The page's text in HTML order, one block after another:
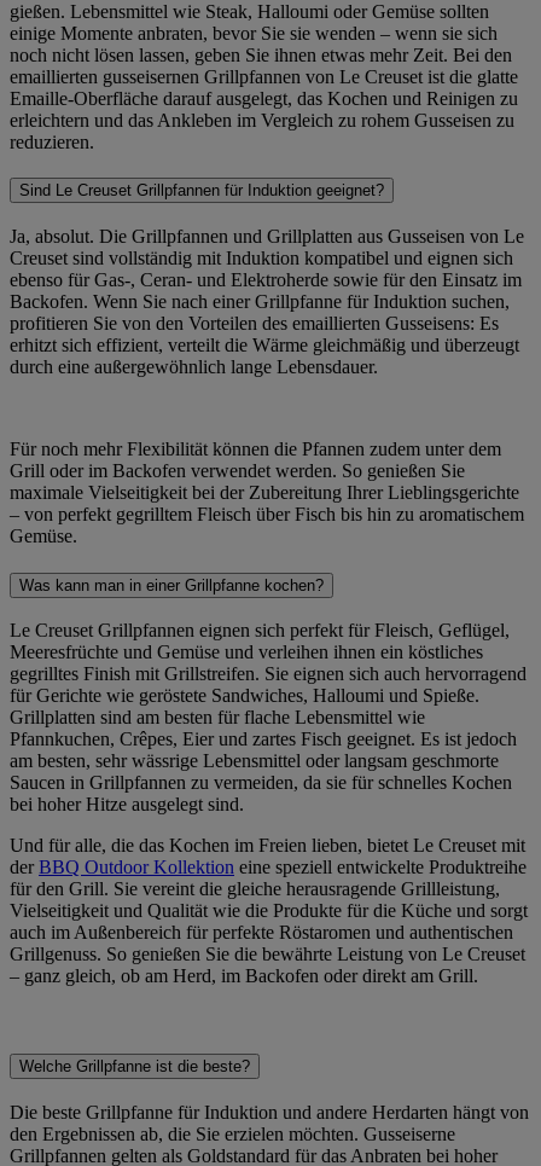
gießen. Lebensmittel wie Steak, Halloumi oder Gemüse sollten
einige Momente anbraten, bevor Sie sie wenden – wenn sie sich
noch nicht lösen lassen, geben Sie ihnen etwas mehr Zeit. Bei den
emaillierten gusseisernen Grillpfannen von Le Creuset ist die glatte
Emaille-Oberfläche darauf ausgelegt, das Kochen und Reinigen zu
erleichtern und das Ankleben im Vergleich zu rohem Gusseisen zu
reduzieren.
Sind Le Creuset Grillpfannen für Induktion geeignet?
Ja, absolut. Die Grillpfannen und Grillplatten aus Gusseisen von Le
Creuset sind vollständig mit Induktion kompatibel und eignen sich
ebenso für Gas-, Ceran- und Elektroherde sowie für den Einsatz im
Backofen. Wenn Sie nach einer Grillpfanne für Induktion suchen,
profitieren Sie von den Vorteilen des emaillierten Gusseisens: Es
erhitzt sich effizient, verteilt die Wärme gleichmäßig und überzeugt
durch eine außergewöhnlich lange Lebensdauer.
Für noch mehr Flexibilität können die Pfannen zudem unter dem
Grill oder im Backofen verwendet werden. So genießen Sie
maximale Vielseitigkeit bei der Zubereitung Ihrer Lieblingsgerichte
– von perfekt gegrilltem Fleisch über Fisch bis hin zu aromatischem
Gemüse.
Was kann man in einer Grillpfanne kochen?
Le Creuset Grillpfannen eignen sich perfekt für Fleisch, Geflügel,
Meeresfrüchte und Gemüse und verleihen ihnen ein köstliches
gegrilltes Finish mit Grillstreifen. Sie eignen sich auch hervorragend
für Gerichte wie geröstete Sandwiches, Halloumi und Spieße.
Grillplatten sind am besten für flache Lebensmittel wie
Pfannkuchen, Crêpes, Eier und zartes Fisch geeignet. Es ist jedoch
am besten, sehr wässrige Lebensmittel oder langsam geschmorte
Saucen in Grillpfannen zu vermeiden, da sie für schnelles Kochen
bei hoher Hitze ausgelegt sind.
Und für alle, die das Kochen im Freien lieben, bietet Le Creuset mit
derBBQ Outdoor Kollektion eine speziell entwickelte Produktreihe
für den Grill. Sie vereint die gleiche herausragende Grillleistung,
Vielseitigkeit und Qualität wie die Produkte für die Küche und sorgt
auch im Außenbereich für perfekte Röstaromen und authentischen
Grillgenuss. So genießen Sie die bewährte Leistung von Le Creuset
– ganz gleich, ob am Herd, im Backofen oder direkt am Grill.
Welche Grillpfanne ist die beste?
Die beste Grillpfanne für Induktion und andere Herdarten hängt von
den Ergebnissen ab, die Sie erzielen möchten. Gusseiserne
Grillpfannen gelten als Goldstandard für das Anbraten bei hoher